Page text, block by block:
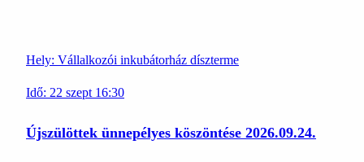
Hely: Vállalkozói inkubátorház díszterme
Idő: 22 szept 16:30
Újszülöttek ünnepélyes köszöntése 2026.09.24.